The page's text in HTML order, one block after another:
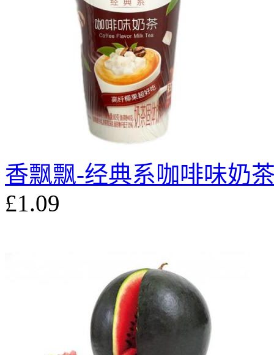
香飘飘-经典系咖啡味奶
£1.09